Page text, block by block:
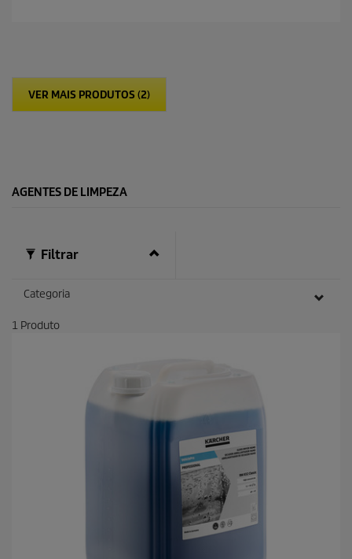
VER MAIS PRODUTOS (2)
AGENTES DE LIMPEZA
Filtrar
Categoria
1 Produto